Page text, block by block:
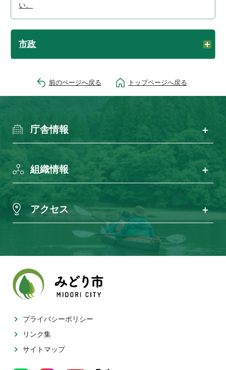
い。
市政
前のページへ戻る トップページへ戻る
庁舎情報
組織情報
アクセス
プライバシーポリシー
リンク集
サイトマップ